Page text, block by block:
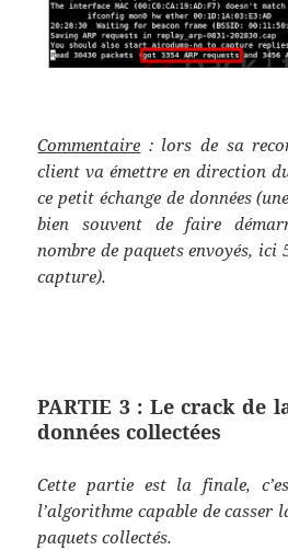
Commentaire : lors de sa
client va émettre en direction
ce petit échange de données
bien souvent de faire
nombre de paquets envoyés, ici
capture).
PARTIE 3 : Le crack de
données collectées
Cette partie est la finale,
l’algorithme capable de casser
paquets collectés.